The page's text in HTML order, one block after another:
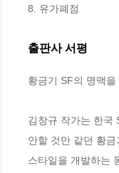
8. 유가폐점
출판사 서평
황금기 SF의 명맥
김창규 작가는 한국
안할 것만 같던 황
스타일을 개발하는